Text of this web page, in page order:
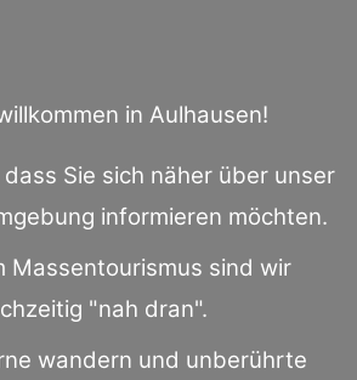
in Aulhausen!
Sie sich näher über unser
informieren möchten.
Massentourismus sind wir
"nah dran".
wandern und unberührte